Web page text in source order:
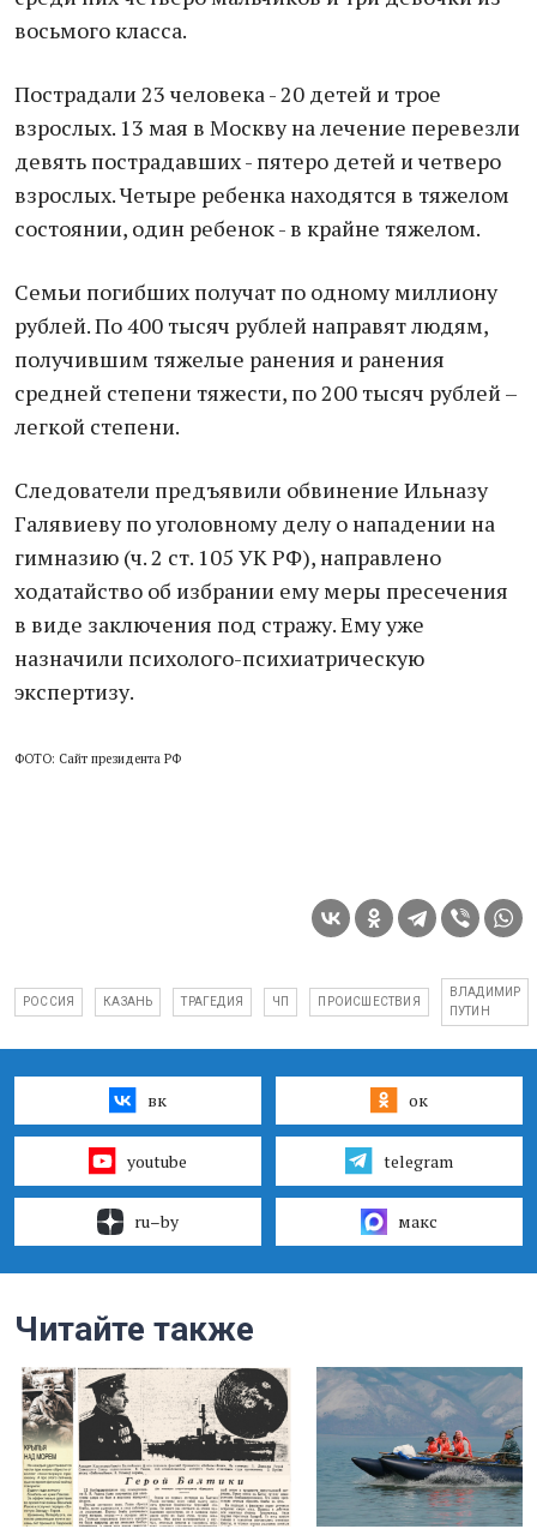
восьмого класса.
Пострадали 23 человека - 20 детей и трое
взрослых. 13 мая в Москву на лечение перевезли
девять пострадавших - пятеро детей и четверо
взрослых. Четыре ребенка находятся в тяжелом
состоянии, один ребенок - в крайне тяжелом.
Семьи погибших получат по одному миллиону
рублей. По 400 тысяч рублей направят людям,
получившим тяжелые ранения и ранения
средней степени тяжести, по 200 тысяч рублей –
легкой степени.
Следователи предъявили обвинение Ильназу
Галявиеву по уголовному делу о нападении на
гимназию (ч. 2 ст. 105 УК РФ), направлено
ходатайство об избрании ему меры пресечения
в виде заключения под стражу. Ему уже
назначили психолого-психиатрическую
экспертизу.
ФОТО: Сайт президента РФ
РОССИЯ КАЗАНЬ ТРАГЕДИЯ ЧП ПРОИСШЕСТВИЯ
ВЛАДИМИР
ПУТИН
вк ок
youtube telegram
ru–by макс
Читайте также